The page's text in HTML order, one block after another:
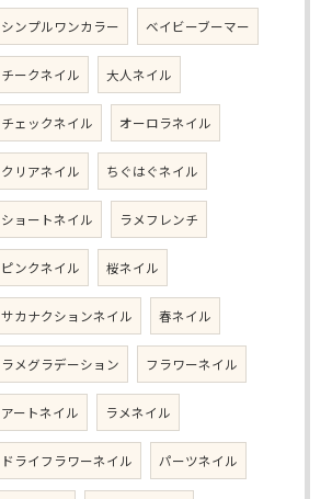
シンプルワンカラー ベイビーブーマー
チークネイル 大人ネイル
チェックネイル オーロラネイル
クリアネイル ちぐはぐネイル
ショートネイル ラメフレンチ
ピンクネイル 桜ネイル
サカナクションネイル 春ネイル
ラメグラデーション フラワーネイル
アートネイル ラメネイル
ドライフラワーネイル パーツネイル